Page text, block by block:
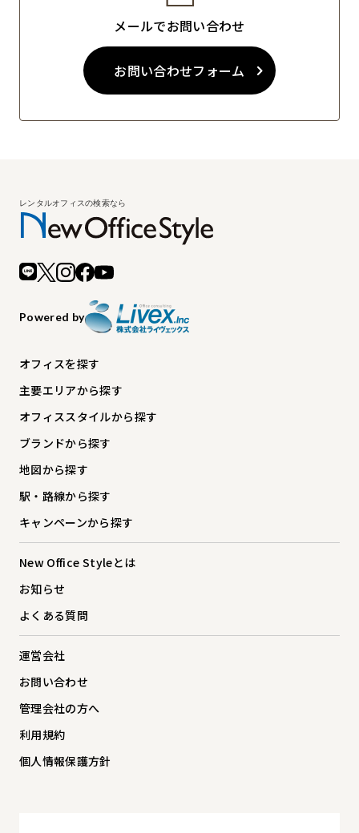
メールでお問い合わせ
お問い合わせフォーム
Powered by
オフィスを探す
主要エリアから探す
オフィススタイルから探す
ブランドから探す
地図から探す
駅・路線から探す
キャンペーンから探す
New Office Styleとは
お知らせ
よくある質問
運営会社
お問い合わせ
管理会社の方へ
利用規約
個人情報保護方針